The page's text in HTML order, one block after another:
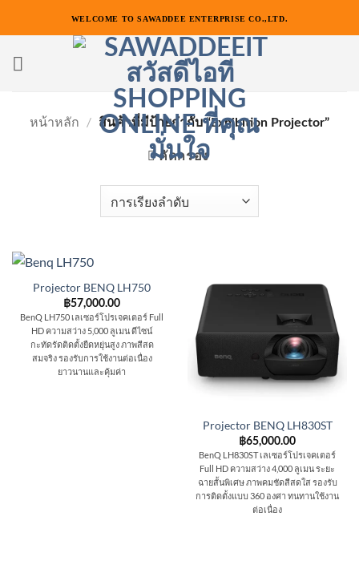
เนื้อหา
WELCOME TO SAWADDEE ENTERPRISE CO.,LTD.
หน้าหลัก / สินค้าที่มีป้ายกำกับ “Exhibition Projector”
คัดกรอง
Projector BENQ LH750
฿57,000.00
BenQ LH750 เลเซอร์โปรเจคเตอร์ Full
HD ความสว่าง 5,000 ลูเมน ดีไซน์
กะทัดรัดติดตั้งยืดหยุ่นสูง ภาพสีสด
สมจริง รองรับการใช้งานต่อเนื่อง
ยาวนานและคุ้มค่า
Projector BENQ LH830ST
฿65,000.00
BenQ LH830ST เลเซอร์โปรเจคเตอร์
Full HD ความสว่าง 4,000 ลูเมน ระยะ
ฉายสั้นพิเศษ ภาพคมชัดสีสดใส รองรับ
การติดตั้งแบบ 360 องศา ทนทานใช้งาน
ต่อเนื่อง